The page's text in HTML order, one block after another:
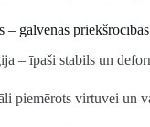
galvenās priekšrocības
– īpaši stabils un
piemērots virtuvei un